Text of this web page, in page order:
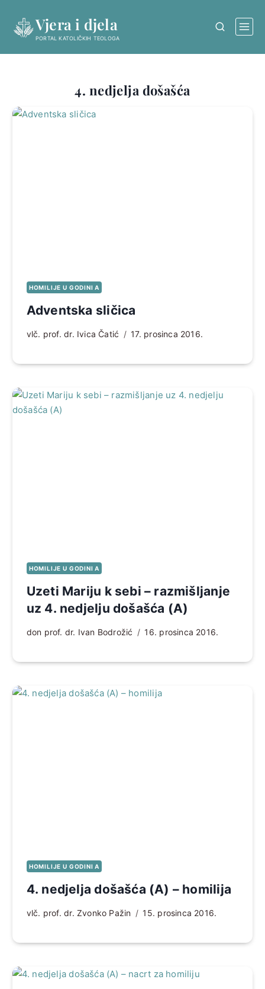
content
Vjera i djela
PORTAL KATOLIČKIH TEOLOGA
4. nedjelja došašća
HOMILIJE U GODINI A
Adventska sličica
vlč. prof. dr. Ivica Čatić 17. prosinca 2016.
HOMILIJE U GODINI A
Uzeti Mariju k sebi – razmišljanje
uz 4. nedjelju došašća (A)
don prof. dr. Ivan Bodrožić 16. prosinca 2016.
HOMILIJE U GODINI A
4. nedjelja došašća (A) – homilija
vlč. prof. dr. Zvonko Pažin 15. prosinca 2016.